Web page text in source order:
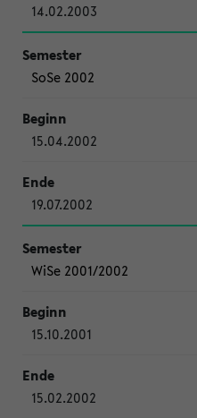
14.02.2003
SoSe 2002
15.04.2002
19.07.2002
WiSe 2001/2002
15.10.2001
15.02.2002